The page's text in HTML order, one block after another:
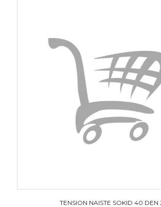
TENSION NAISTE SOKID 40 DEN